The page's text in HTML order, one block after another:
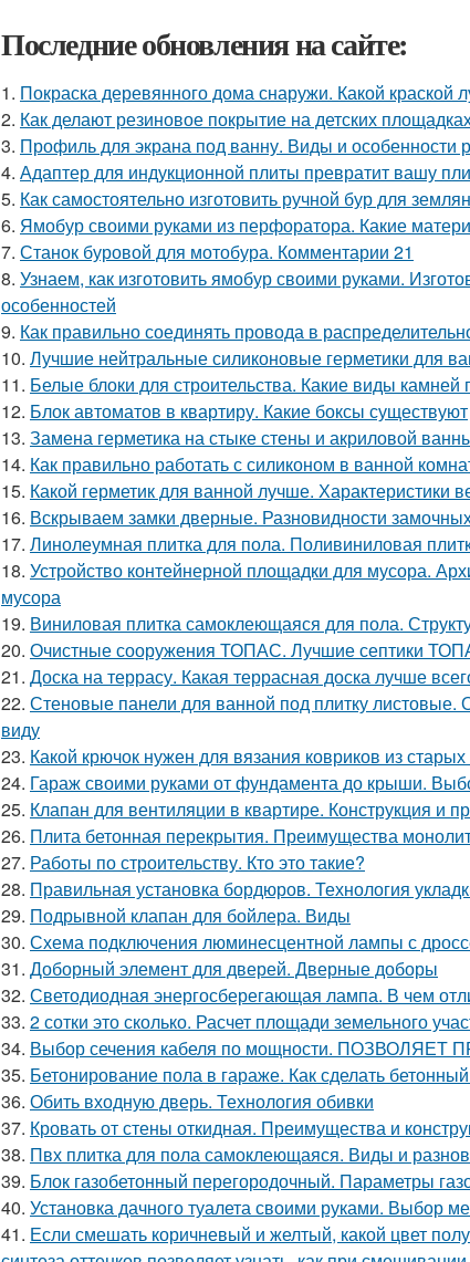
Последние обновления на сайте:
1. Покраска деревянного дома снаружи. Какой
2. Как делают резиновое покрытие на детских
3. Профиль для экрана под ванну. Виды и особенности
4. Адаптер для индукционной плиты превратит вашу
5. Как самостоятельно изготовить ручной бур для
6. Ямобур своими руками из перфоратора. Какие
7. Станок буровой для мотобура. Комментарии 21
8. Узнаем, как изготовить ямобур своими руками.
особенностей
9. Как правильно соединять провода в
10. Лучшие нейтральные силиконовые герметики для
11. Белые блоки для строительства. Какие виды камней
12. Блок автоматов в квартиру. Какие боксы существуют
13. Замена герметика на стыке стены и акриловой
14. Как правильно работать с силиконом в ванной
15. Какой герметик для ванной лучше. Характеристики
16. Вскрываем замки дверные. Разновидности
17. Линолеумная плитка для пола. Поливиниловая
18. Устройство контейнерной площадки для мусора.
мусора
19. Виниловая плитка самоклеющаяся для пола.
20. Очистные сооружения ТОПАС. Лучшие септики
21. Доска на террасу. Какая террасная доска лучше
22. Стеновые панели для ванной под плитку
виду
23. Какой крючок нужен для вязания ковриков из
24. Гараж своими руками от фундамента до крыши.
25. Клапан для вентиляции в квартире. Конструкция и
26. Плита бетонная перекрытия. Преимущества
27. Работы по строительству. Кто это такие?
28. Правильная установка бордюров. Технология
29. Подрывной клапан для бойлера. Виды
30. Схема подключения люминесцентной лампы с
31. Доборный элемент для дверей. Дверные доборы
32. Светодиодная энергосберегающая лампа. В чем
33. 2 сотки это сколько. Расчет площади земельного
34. Выбор сечения кабеля по мощности.
35. Бетонирование пола в гараже. Как сделать
36. Обить входную дверь. Технология обивки
37. Кровать от стены откидная. Преимущества и
38. Пвх плитка для пола самоклеющаяся. Виды и
39. Блок газобетонный перегородочный. Параметры
40. Установка дачного туалета своими руками. Выбор
41. Если смешать коричневый и желтый, какой цвет